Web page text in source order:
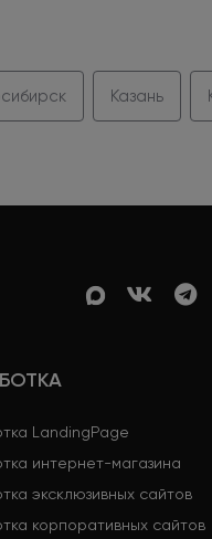
Казань
LandingPage
интернет-магазина
эксклюзивных сайтов
корпоративных сайтов